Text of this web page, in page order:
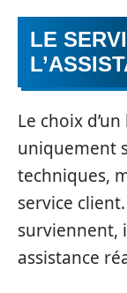
LE
Le choix
uniquement
techniques,
service
surviennent,
assistance